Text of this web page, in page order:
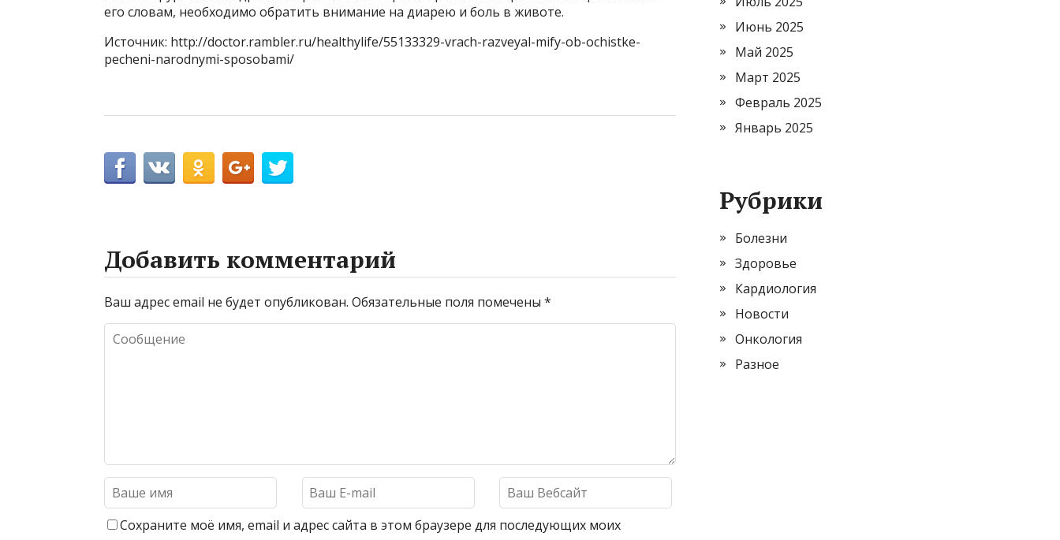
его словам, необходимо обратить внимание на диарею и боль в животе.
Источник: http://doctor.rambler.ru/healthylife/55133329-vrach-razveyal-mify-ob-ochistke-
pecheni-narodnymi-sposobami/
Добавить комментарий
Ваш адрес email не будет опубликован. Обязательные поля помечены *
Сохраните моё имя, email и адрес сайта в этом браузере для последующих моих
Июнь 2025
Май 2025
Март 2025
Февраль 2025
Январь 2025
Рубрики
Болезни
Здоровье
Кардиология
Новости
Онкология
Разное